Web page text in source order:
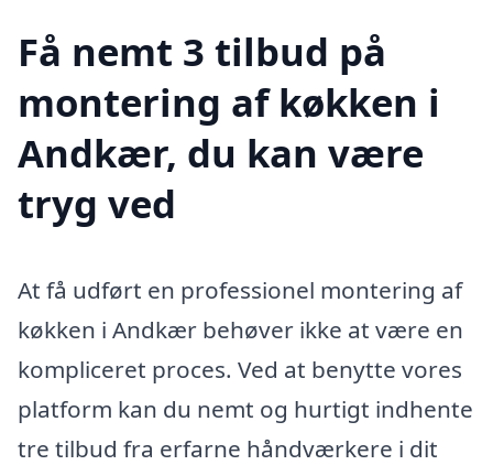
Få nemt 3 tilbud på
montering af køkken i
Andkær, du kan være
tryg ved
At få udført en professionel montering af
køkken i Andkær behøver ikke at være en
kompliceret proces. Ved at benytte vores
platform kan du nemt og hurtigt indhente
tre tilbud fra erfarne håndværkere i dit